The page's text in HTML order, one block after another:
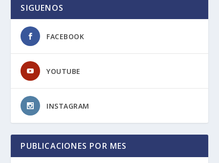
SIGUENOS
FACEBOOK
YOUTUBE
INSTAGRAM
PUBLICACIONES POR MES